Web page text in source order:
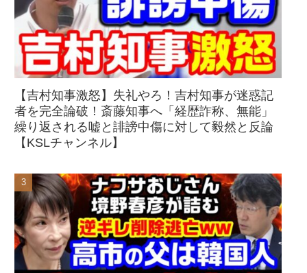
【吉村知事激怒】失礼やろ！吉村知事が迷惑記
者を完全論破！斎藤知事へ「経歴詐称、無能」
繰り返される嘘と誹謗中傷に対して毅然と反論
【KSLチャンネル】